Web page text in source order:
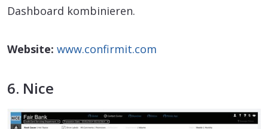
Dashboard kombinieren.
Website: www.confirmit.com
6. Nice